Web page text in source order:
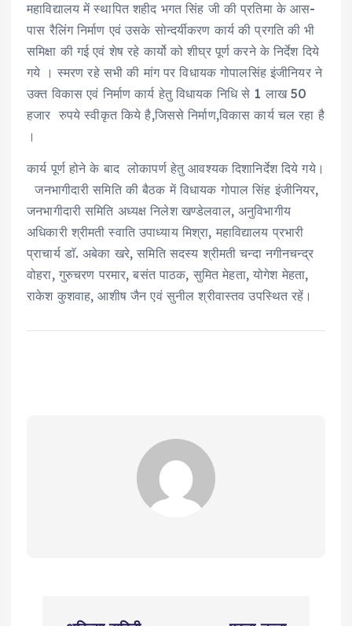
महाविद्यालय में स्थापित शहीद भगत सिंह जी की प्रतिमा के आस-
पास रैलिंग निर्माण एवं उसके सोन्दर्यीकरण कार्य की प्रगति की भी
समिक्षा की गई एवं शेष रहे कार्यो को शीघ्र पूर्ण करने के निर्देश दिये
गये । स्मरण रहे सभी की मांग पर विधायक गोपालसिंह इंजीनियर ने
उक्त विकास एवं निर्माण कार्य हेतु विधायक निधि से 1 लाख 50
हजार रुपये स्वीकृत किये है,जिससे निर्माण,विकास कार्य चल रहा है
।
कार्य पूर्ण होने के बाद लोकापर्ण हेतु आवश्यक दिशानिर्देश दिये गये।
जनभागीदारी समिति की बैठक में विधायक गोपाल सिंह इंजीनियर,
जनभागीदारी समिति अध्यक्ष निलेश खण्डेलवाल, अनुविभागीय
अधिकारी श्रीमती स्वाति उपाध्याय मिश्रा, महाविद्यालय प्रभारी
प्राचार्य डाॅ. अबेका खरे, समिति सदस्य श्रीमती चन्दा नगीनचन्द्र
वोहरा, गुरुचरण परमार, बसंत पाठक, सुमित मेहता, योगेश मेहता,
राकेश कुशवाह, आशीष जैन एवं सुनील श्रीवास्तव उपस्थित रहें।